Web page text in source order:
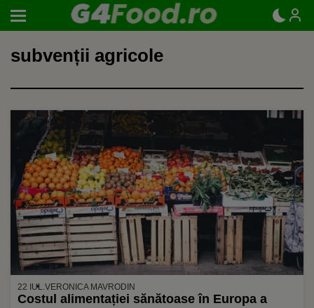
subvenții agricole
22 IUL.VERONICA MAVRODIN
Costul alimentației sănătoase în Europa a